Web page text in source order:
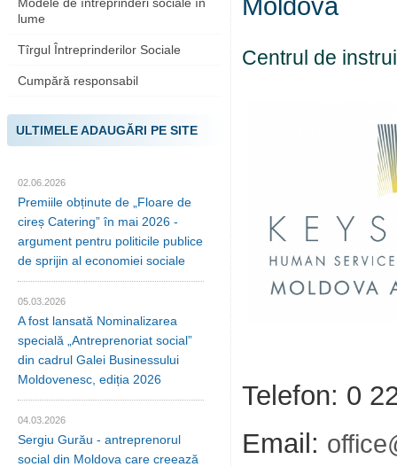
lume
Tîrgul Întreprinderilor Sociale
Cumpără responsabil
ULTIMELE ADAUGĂRI PE SITE
02.06.2026
Premiile obținute de „Floare de
cireș Catering” în mai 2026 -
argument pentru politicile publice
de sprijin al economiei sociale
05.03.2026
A fost lansată Nominalizarea
specială „Antreprenoriat social”
din cadrul Galei Businessului
Moldovenesc, ediția 2026
04.03.2026
Sergiu Gurău - antreprenorul
social din Moldova care creează
Moldova
Centrul de
Telefon: 0
Email: